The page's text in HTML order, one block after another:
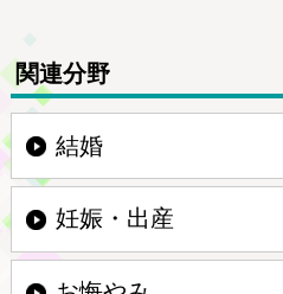
関連分野
結婚
妊娠・出産